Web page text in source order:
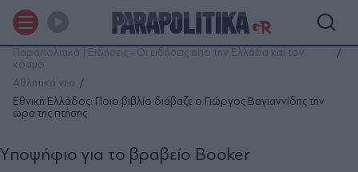
Παραπολιτικά | Ειδήσεις - Οι ειδήσεις από την Ελλάδα και τον
κόσμο
Αθλητικά νέα
Εθνική Ελλάδος: Ποιο βιβλίο διάβαζε ο Γιώργος Βαγιαννίδης την
ώρα της πτήσης
Yποψήφιο για το βραβείο Booker